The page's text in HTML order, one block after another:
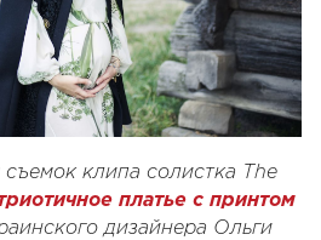
клипа солистка The
платье с принтом
дизайнера Ольги